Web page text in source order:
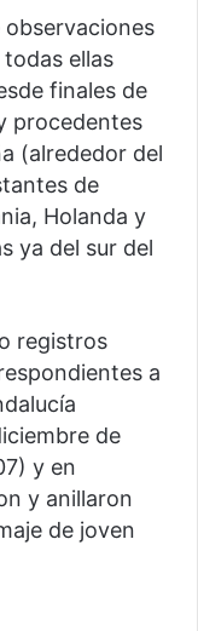
ellas
finales de
procedentes
(alrededor del
de
Holanda y
ya del sur del
registros
a
de
y en
y anillaron
de joven